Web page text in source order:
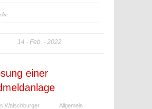
14 Feb. 2022
einer
Walschburger
Allgemein